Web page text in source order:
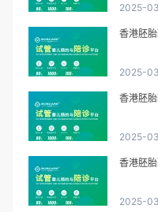
2025-
香港胚
2025-
香港胚
2025-
香港胚
2025-